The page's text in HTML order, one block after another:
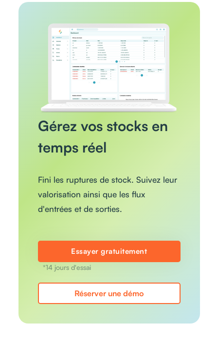
Gérez vos stocks en
temps réel
Fini les ruptures de stock. Suivez leur
valorisation ainsi que les flux
d'entrées et de sorties.
Essayer gratuitement
*14 jours d'essai
Réserver une démo